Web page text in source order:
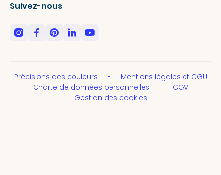
Suivez-nous
Précisions des couleurs
Mentions légales et CGU
Charte de données personnelles
CGV
Gestion des cookies